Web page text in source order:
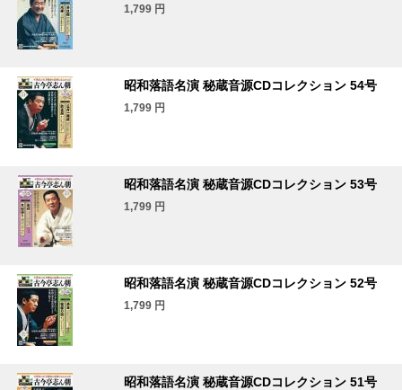
1,799 円
昭和落語名演 秘蔵音源CDコレクション 54号
1,799 円
昭和落語名演 秘蔵音源CDコレクション 53号
1,799 円
昭和落語名演 秘蔵音源CDコレクション 52号
1,799 円
昭和落語名演 秘蔵音源CDコレクション 51号